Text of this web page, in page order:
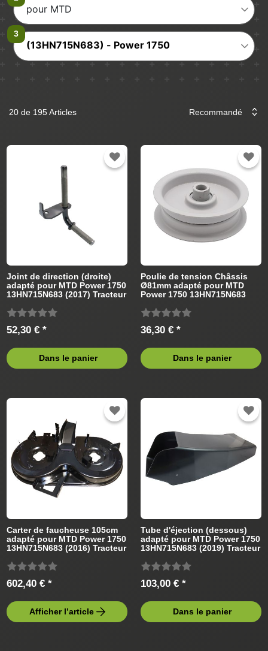
pour MTD
(13HN715N683) - Power 1750
20 de 195 Articles
Joint de direction (droite)
adapté pour MTD Power 1750
13HN715N683 (2017) Tracteur
52,30 € *
Dans le panier
Poulie de tension Châssis
Ø81mm adapté pour MTD
Power 1750 13HN715N683
36,30 € *
Dans le panier
Carter de faucheuse 105cm
adapté pour MTD Power 1750
13HN715N683 (2016) Tracteur
602,40 € *
Afficher l’article
Tube d'éjection (dessous)
adapté pour MTD Power 1750
13HN715N683 (2019) Tracteur
103,00 € *
Dans le panier